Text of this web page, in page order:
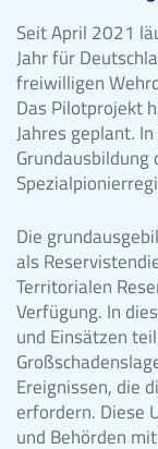
Seit April 2021
Jahr für
freiwilligen
Das Pilotprojekt
Jahres geplant.
Die
als
Territorialen
Verfügung. In
und Einsätzen
Ereignissen, die
erfordern. Diese
und Behörden